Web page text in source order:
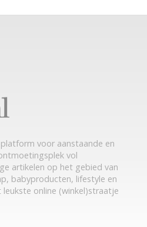
voor aanstaande en
vol
artikelen op het gebied van
babyproducten, lifestyle en
online (winkel)straatje